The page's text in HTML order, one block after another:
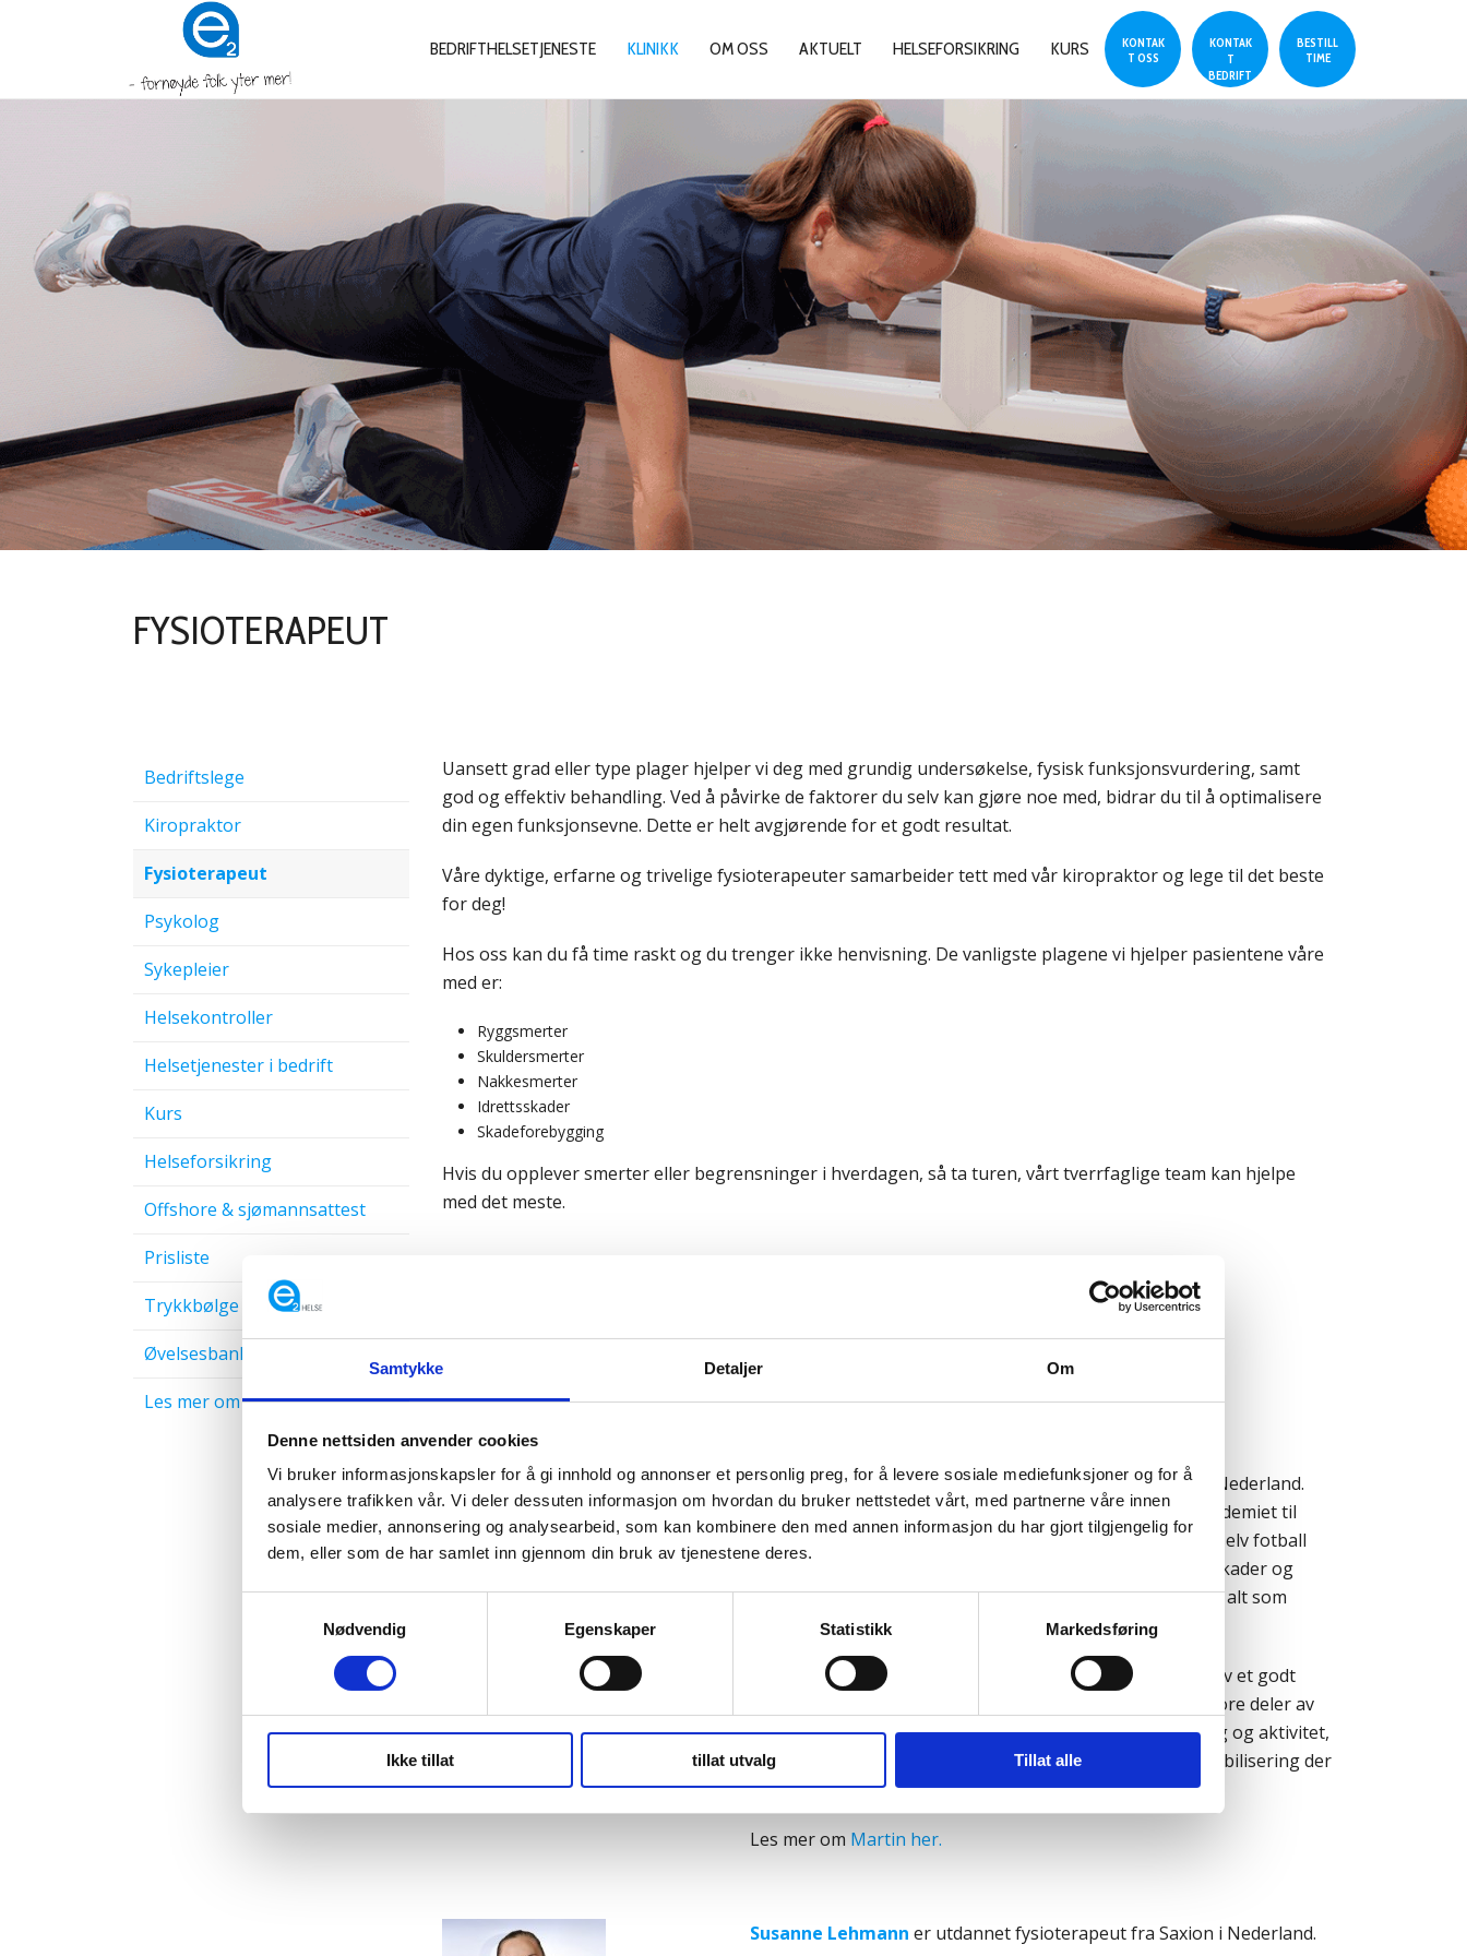
Samtykke Detaljer Om
Denne nettsiden anvender cookies
Vi bruker informasjonskapsler for å gi innhold og annonser et personlig preg, for å levere sosiale mediefunksjoner og for å
analysere trafikken vår. Vi deler dessuten informasjon om hvordan du bruker nettstedet vårt, med partnerne våre innen
sosiale medier, annonsering og analysearbeid, som kan kombinere den med annen informasjon du har gjort tilgjengelig for
dem, eller som de har samlet inn gjennom din bruk av tjenestene deres.
Nødvendig Egenskaper Statistikk Markedsføring
Ikke tillat tillat utvalg Tillat alle
BEDRIFTHELSETJENESTE KLINIKK OM OSS AKTUELT HELSEFORSIKRING
KONTAK
T OSS
KONTAK
T
BEDRIFT
BESTILL
TIME
KURS
FYSIOTERAPEUT
Bedriftslege
Kiropraktor
Fysioterapeut
Psykolog
Sykepleier
Helsekontroller
Helsetjenester i bedrift
Kurs
Helseforsikring
Offshore & sjømannsattest
Prisliste
Trykkbølge
Øvelsesbank
Les mer om klinikk
Uansett grad eller type plager hjelper vi deg med grundig undersøkelse, fysisk funksjonsvurdering, samt
god og effektiv behandling. Ved å påvirke de faktorer du selv kan gjøre noe med, bidrar du til å optimalisere
din egen funksjonsevne. Dette er helt avgjørende for et godt resultat.
Våre dyktige, erfarne og trivelige fysioterapeuter samarbeider tett med vår kiropraktor og lege til det beste
for deg!
Hos oss kan du få time raskt og du trenger ikke henvisning. De vanligste plagene vi hjelper pasientene våre
med er:
Ryggsmerter
Skuldersmerter
Nakkesmerter
Idrettsskader
Skadeforebygging
Hvis du opplever smerter eller begrensninger i hverdagen, så ta turen, vårt tverrfaglige team kan hjelpe
med det meste.
BESTILL TIME HOS MARTIN
Martin er utdannet fysioterapeut fra Saxion University i Nederland.
Ved siden av å jobbe hos oss er han fysioterapeut for akademiet til
Sandefjord Fotball, fysisk trener for SF Kvinner og spiller selv fotball
for Re FK. Martin ønsker å kunne hjelpe til med alle type skader og
plager, og er spesielt interessert i rygg, nakke/skuldre og alt som
befinner seg i beina.
Ved siden av å undersøke skaden/plagen er han opptatt av et godt
samarbeid med pasienten for å oppnå ønsket resultat. Store deler av
behandlingen til Martin baserer seg på tilrettelagt trening og aktivitet,
men han kan også ta i bruk trykkbølge, massasje eller mobilisering der
det er nødvendig.
Les mer om Martin her.
Susanne Lehmann er utdannet fysioterapeut fra Saxion i Nederland.